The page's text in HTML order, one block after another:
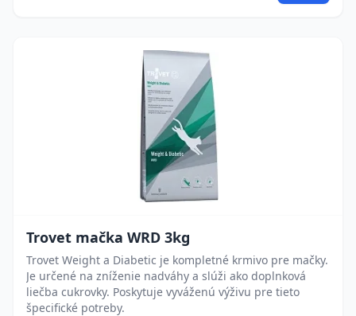
Trovet mačka WRD 3kg
Trovet Weight a Diabetic je kompletné krmivo pre mačky.
Je určené na zníženie nadváhy a slúži ako doplnková
liečba cukrovky. Poskytuje vyváženú výživu pre tieto
špecifické potreby.